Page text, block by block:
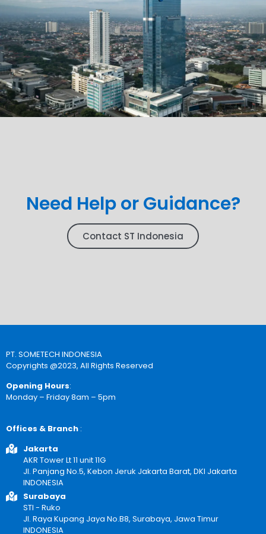
Need Help or Guidance?
Contact ST Indonesia
PT. SOMETECH INDONESIA
Copyrights @2023, All Rights Reserved
Opening Hours:
Monday – Friday 8am – 5pm
Offices & Branch :
Jakarta
AKR Tower Lt 11 unit 11G
Jl. Panjang No.5, Kebon Jeruk Jakarta Barat, DKI Jakarta
INDONESIA
Surabaya
STI - Ruko
Jl. Raya Kupang Jaya No.B8, Surabaya, Jawa Timur
INDONESIA